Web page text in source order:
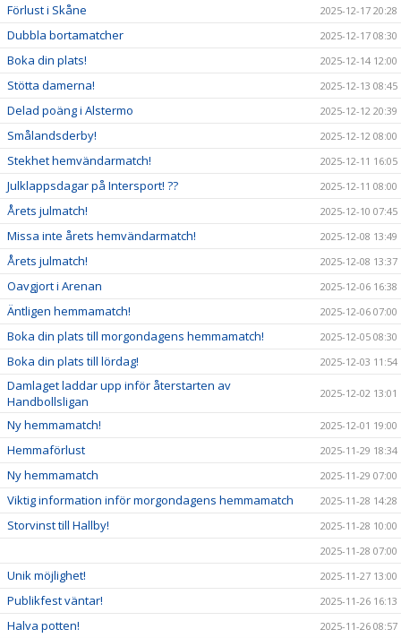
Förlust i Skåne 2025-12-17 20:28
Dubbla bortamatcher 2025-12-17 08:30
Boka din plats! 2025-12-14 12:00
Stötta damerna! 2025-12-13 08:45
Delad poäng i Alstermo 2025-12-12 20:39
Smålandsderby! 2025-12-12 08:00
Stekhet hemvändarmatch! 2025-12-11 16:05
Julklappsdagar på Intersport! ?? 2025-12-11 08:00
Årets julmatch! 2025-12-10 07:45
Missa inte årets hemvändarmatch! 2025-12-08 13:49
Årets julmatch! 2025-12-08 13:37
Oavgjort i Arenan 2025-12-06 16:38
Äntligen hemmamatch! 2025-12-06 07:00
Boka din plats till morgondagens hemmamatch! 2025-12-05 08:30
Boka din plats till lördag! 2025-12-03 11:54
Damlaget laddar upp inför återstarten av
Handbollsligan
2025-12-02 13:01
Ny hemmamatch! 2025-12-01 19:00
Hemmaförlust 2025-11-29 18:34
Ny hemmamatch 2025-11-29 07:00
Viktig information inför morgondagens hemmamatch 2025-11-28 14:28
Storvinst till Hallby!
2025-11-28 10:00
2025-11-28 07:00
Unik möjlighet! 2025-11-27 13:00
Publikfest väntar! 2025-11-26 16:13
Halva potten! 2025-11-26 08:57